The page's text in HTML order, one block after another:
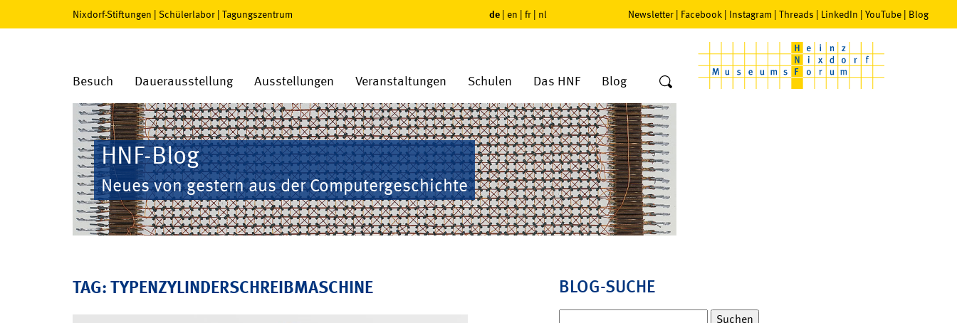
Nixdorf-Stiftungen | Schülerlabor | Tagungszentrum de | en | fr | nl Newsletter | Facebook | Instagram | Threads | LinkedIn | YouTube | Blog
Besuch Dauerausstellung Ausstellungen Veranstaltungen Schulen Das HNF Blog
HNF-Blog
Neues von gestern aus der Computergeschichte
TAG: TYPENZYLINDERSCHREIBMASCHINE BLOG-SUCHE